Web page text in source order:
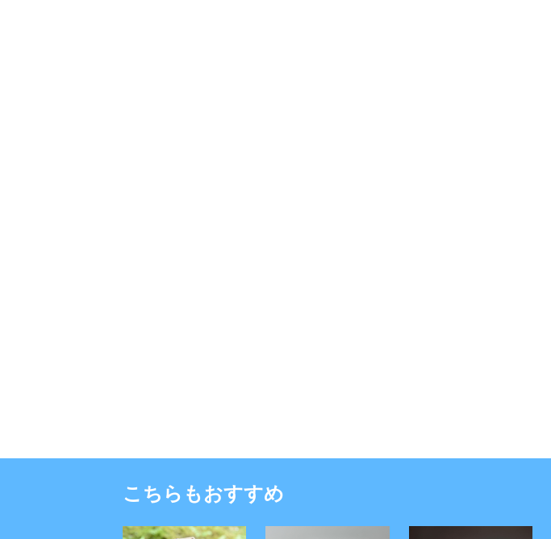
こちらもおすすめ